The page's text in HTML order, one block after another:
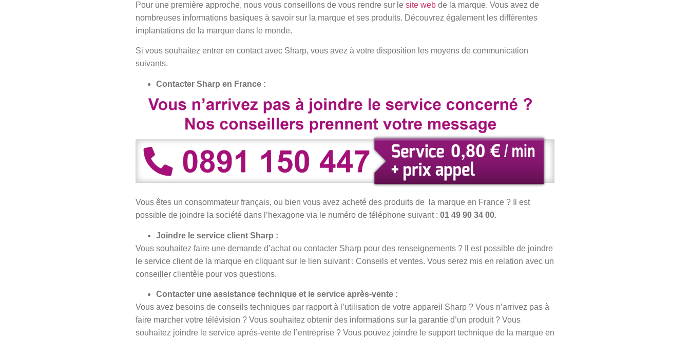
Pour une première approche, nous vous conseillons de vous rendre sur le site web de la marque. Vous avez de
nombreuses informations basiques à savoir sur la marque et ses produits. Découvrez également les différentes
implantations de la marque dans le monde.
Si vous souhaitez entrer en contact avec Sharp, vous avez à votre disposition les moyens de communication
suivants.
Contacter Sharp en France :
Vous êtes un consommateur français, ou bien vous avez acheté des produits de la marque en France ? Il est
possible de joindre la société dans l’hexagone via le numéro de téléphone suivant : 01 49 90 34 00.
Joindre le service client Sharp :
Vous souhaitez faire une demande d’achat ou contacter Sharp pour des renseignements ? Il est possible de joindre
le service client de la marque en cliquant sur le lien suivant : Conseils et ventes. Vous serez mis en relation avec un
conseiller clientèle pour vos questions.
Contacter une assistance technique et le service après-vente :
Vous avez besoins de conseils techniques par rapport à l’utilisation de votre appareil Sharp ? Vous n’arrivez pas à
faire marcher votre télévision ? Vous souhaitez obtenir des informations sur la garantie d’un produit ? Vous
souhaitez joindre le service après-vente de l’entreprise ? Vous pouvez joindre le support technique de la marque en